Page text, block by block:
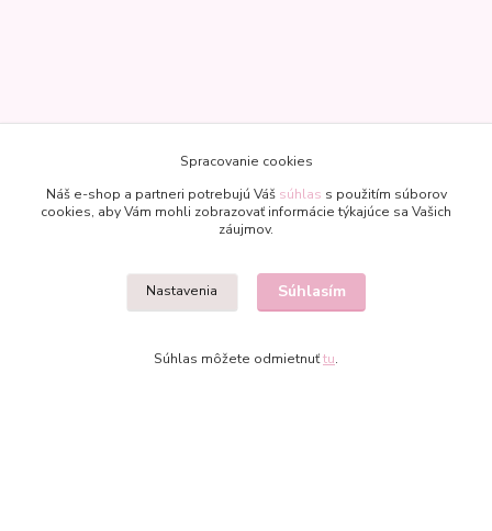
+421 907 977 470
Spracovanie cookies
Náš e-shop a partneri potrebujú Váš súhlas s použitím súborov
cookies, aby Vám mohli zobrazovať informácie týkajúce sa Vašich
záujmov.
Nastavenia Súhlasím
Súhlas môžete odmietnuťtu.